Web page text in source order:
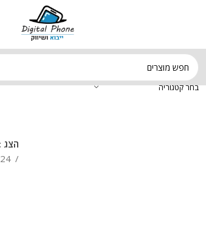
בחר קטגוריה
הצג
24